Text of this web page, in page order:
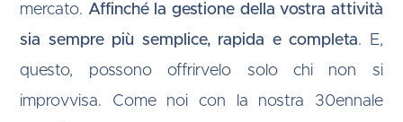
mercato. Affinché la gestione della vostra attività
sia sempre più semplice, rapida e completa. E,
questo, possono offrirvelo solo chi non si
improvvisa. Come noi con la nostra 30ennale